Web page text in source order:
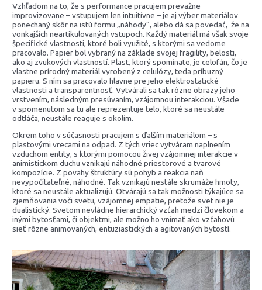
Vzhľadom na to, že s performance pracujem prevažne
improvizovane – vstupujem len intuitívne – je aj výber materiálov
ponechaný skôr na istú formu „náhody“, alebo dá sa povedať, že na
vonkajších neartikulovaných vstupoch. Každý materiál má však svoje
špecifické vlastnosti, ktoré boli využité, s ktorými sa vedome
pracovalo. Papier bol vybraný na základe svojej fragility, belosti,
ako aj zvukových vlastností. Plast, ktorý spomínate, je celofán, čo je
vlastne prírodný materiál vyrobený z celulózy, teda príbuzný
papieru. S ním sa pracovalo hlavne pre jeho elektrostatické
vlastnosti a transparentnosť. Vytvárali sa tak rôzne obrazy jeho
vrstvením, následným presúvaním, vzájomnou interakciou. Všade
v spomenutom sa tu ale reprezentuje telo, ktoré sa neustále
odtláča, neustále reaguje s okolím.
Okrem toho v súčasnosti pracujem s ďalším materiálom – s
plastovými vrecami na odpad. Z tých vriec vytváram naplnením
vzduchom entity, s ktorými pomocou živej vzájomnej interakcie v
animistickom duchu vznikajú náhodné priestorové a tvarové
kompozície. Z povahy štruktúry sú pohyb a reakcia naň
nevypočítateľné, náhodné. Tak vznikajú nestále skrumáže hmoty,
ktoré sa neustále aktualizujú. Otvárajú sa tak možnosti týkajúce sa
zjemňovania voči svetu, vzájomnej empatie, pretože svet nie je
dualistický. Svetom nevládne hierarchický vzťah medzi človekom a
inými bytosťami, či objektmi, ale možno ho vnímať ako vzťahovú
sieť rôzne animovaných, entuziastických a agitovaných bytostí.